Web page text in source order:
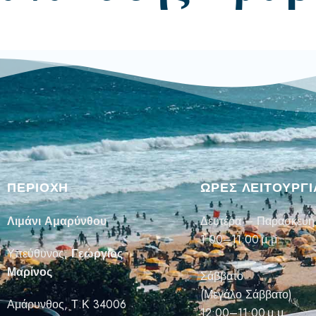
ΠΕΡΙΟΧΗ
Λιμάνι Αμαρύνθου
Υπεύθυνος;Γεώργιος
Μαρίνος
Αμάρυνθος, Τ.Κ 34006
ΏΡΕΣ
Δευτέρα – Παρασκευή
1:00–11:00 μ.μ.
Σάββατο
(Μεγάλο Σάββατο)
12:00–11:00 μ.μ.